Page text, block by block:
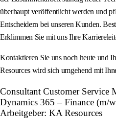
überhaupt veröffentlicht werden und
Entscheidern bei unseren Kunden.
Erklimmen Sie mit uns Ihre
Kontaktieren Sie uns noch heute und
Resources wird sich umgehend mit
Consultant Customer Service
Dynamics 365 – Finance (m/
Arbeitgeber: KA Resources